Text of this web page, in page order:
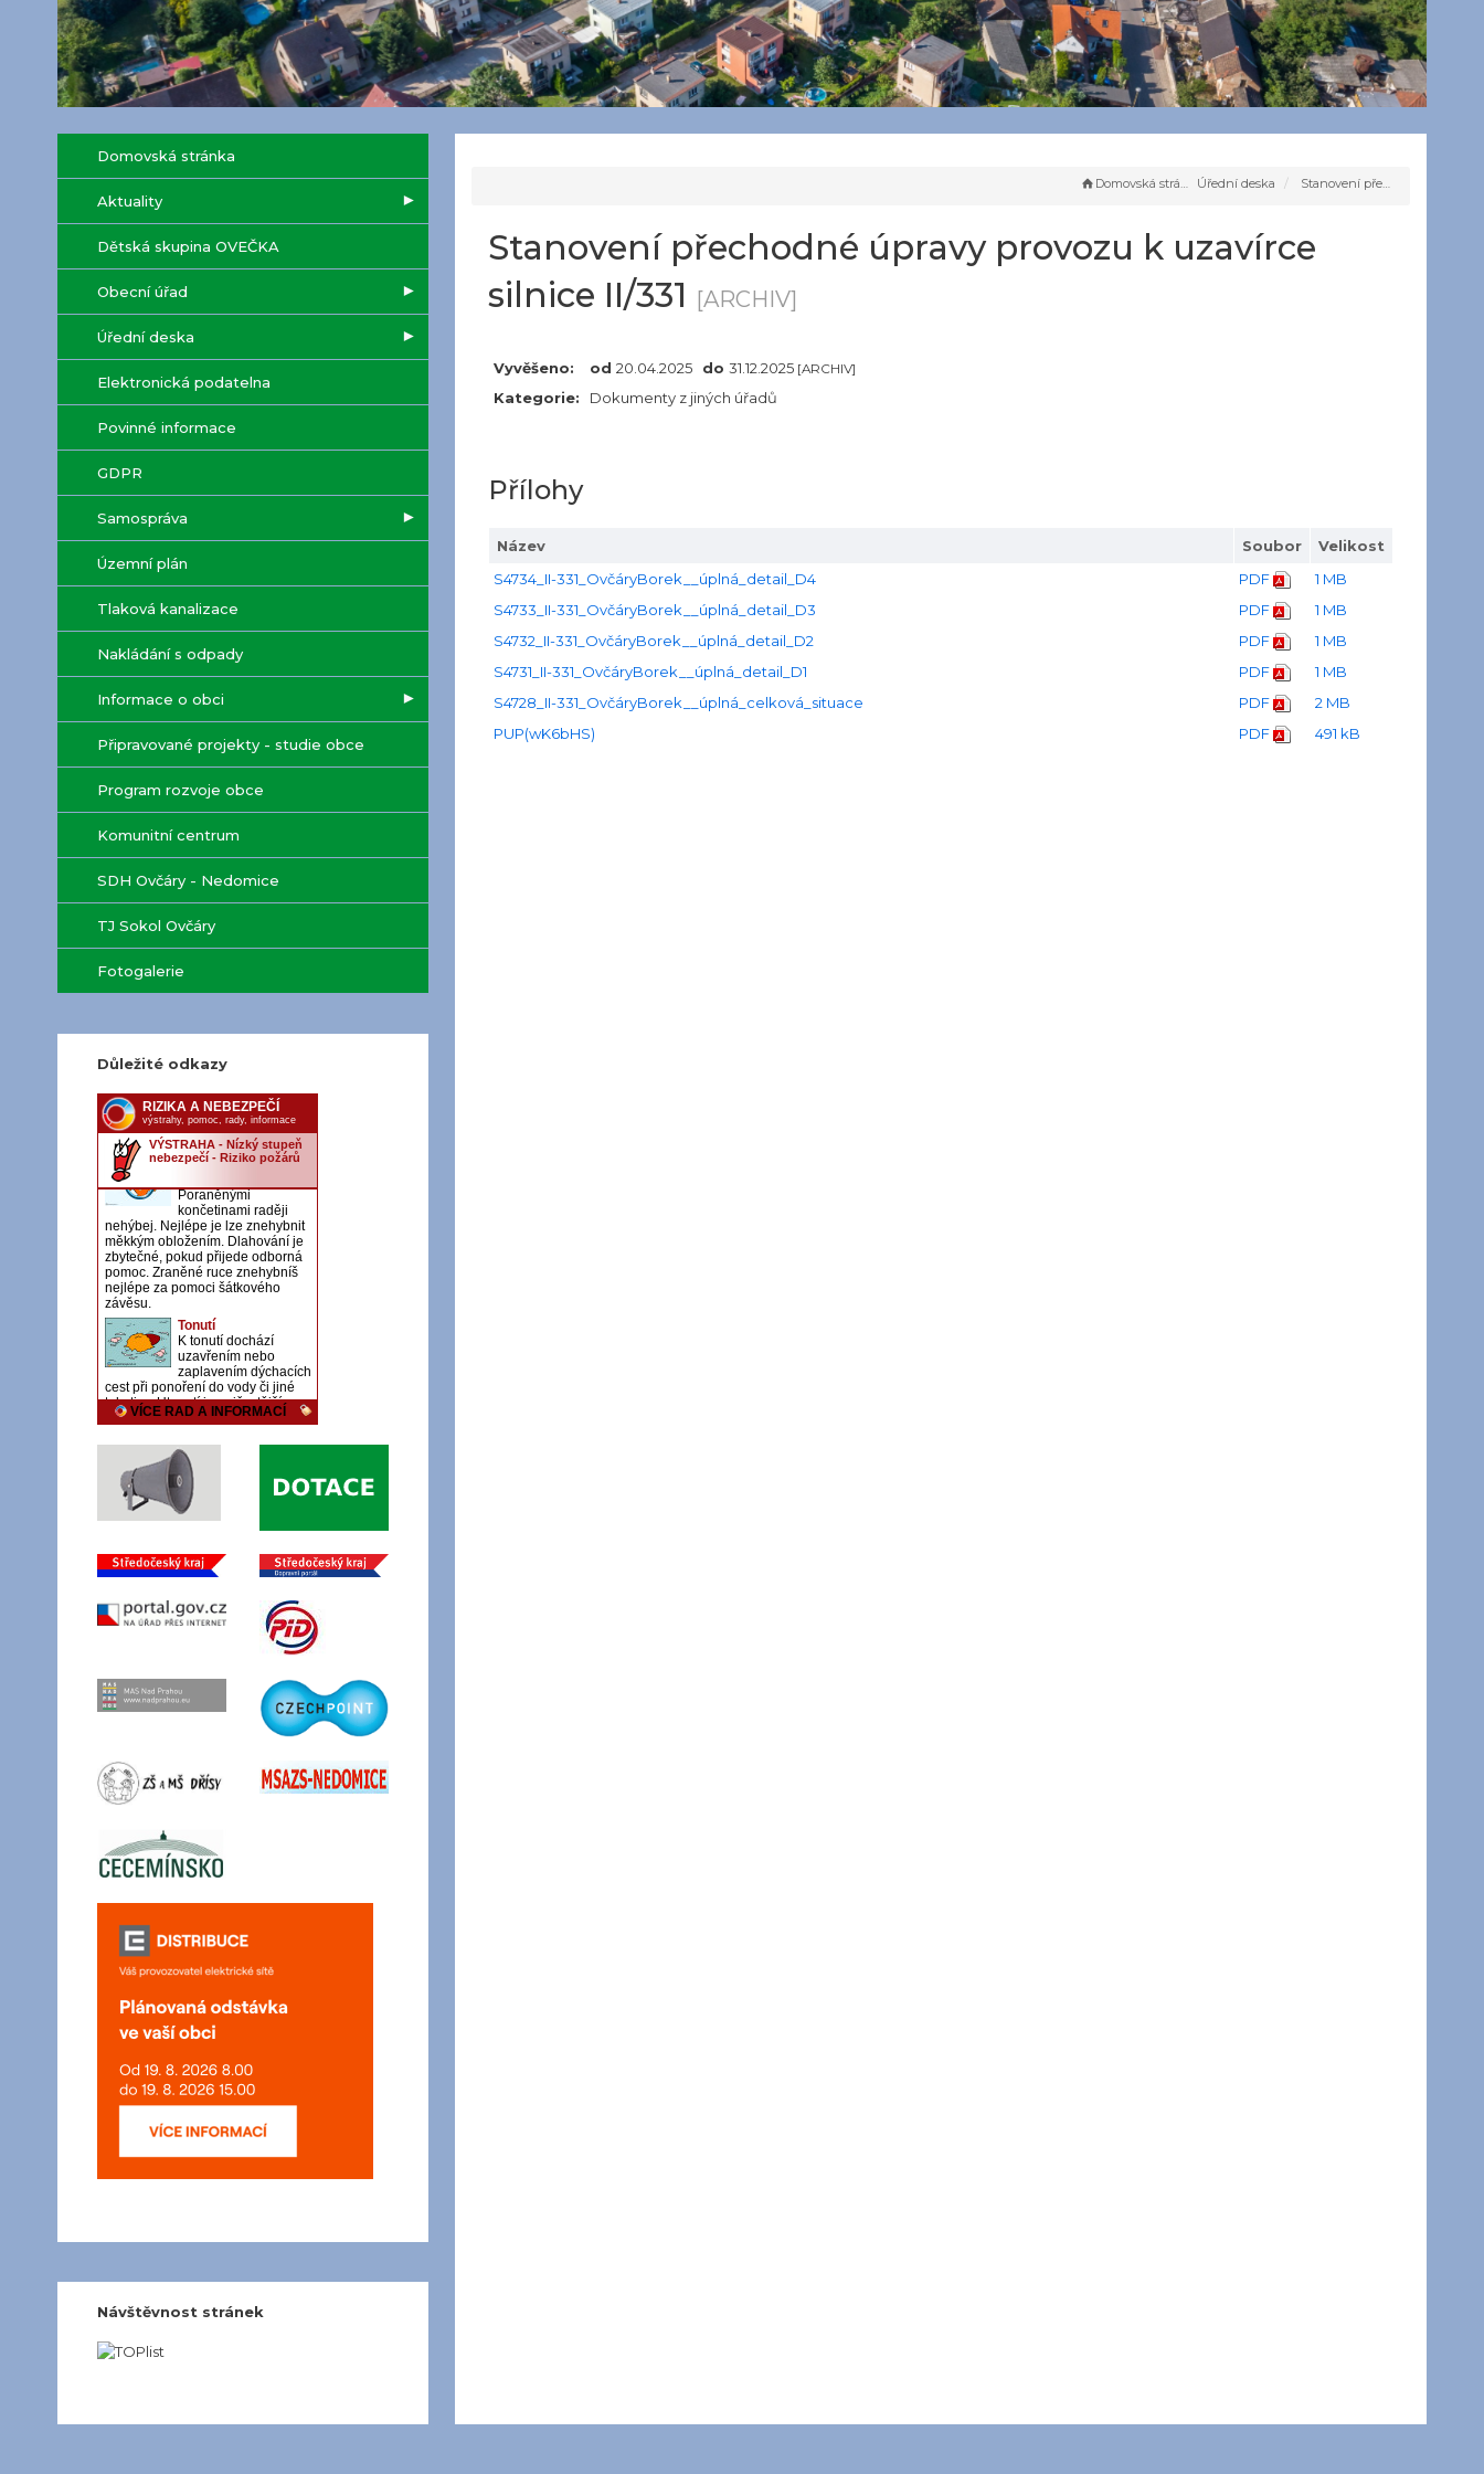
Domovská stránka
Aktuality
Dětská skupina OVEČKA
Obecní úřad
Úřední deska
Elektronická podatelna
Povinné informace
GDPR
Samospráva
Územní plán
Tlaková kanalizace
Nakládání s odpady
Informace o obci
Připravované projekty - studie obce
Program rozvoje obce
Komunitní centrum
SDH Ovčáry - Nedomice
TJ Sokol Ovčáry
Fotogalerie
Důležité odkazy
Návštěvnost stránek
Domovská stránka Úřední deska Stanovení přechodné úpravy provozu k uzavírce silnice II/331
Stanovení přechodné úpravy provozu k uzavírce
silnice II/331 [ARCHIV]
Vyvěšeno: od 20.04.2025 do 31.12.2025 [ARCHIV]
Kategorie: Dokumenty z jiných úřadů
Přílohy
Název Soubor
Velikost
S4734_II-331_OvčáryBorek__úplná_detail_D4
PDF
1 MB
S4733_II-331_OvčáryBorek__úplná_detail_D3
PDF
1 MB
S4732_II-331_OvčáryBorek__úplná_detail_D2
PDF
1 MB
S4731_II-331_OvčáryBorek__úplná_detail_D1
PDF
1 MB
S4728_II-331_OvčáryBorek__úplná_celková_situace
PDF
2 MB
PUP(wK6bHS)
PDF 491 kB